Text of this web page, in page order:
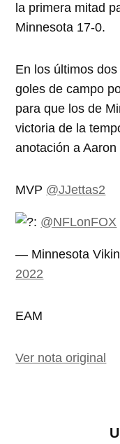
la primera mitad
Minnesota 17-0.
En los últimos
goles de campo
para que los de
victoria de la
anotación a Aaron
MVP @JJettas2
: @NFLonFOX
— Minnesota
2022
EAM
Ver nota original